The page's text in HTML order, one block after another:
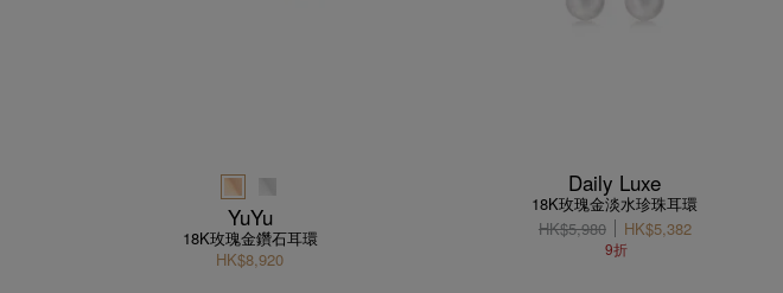
YuYu
18K玫瑰金鑽石耳環
HK$8,920
Daily Luxe
18K玫瑰金淡水珍珠耳環
HK$5,980
HK$5,382
9折